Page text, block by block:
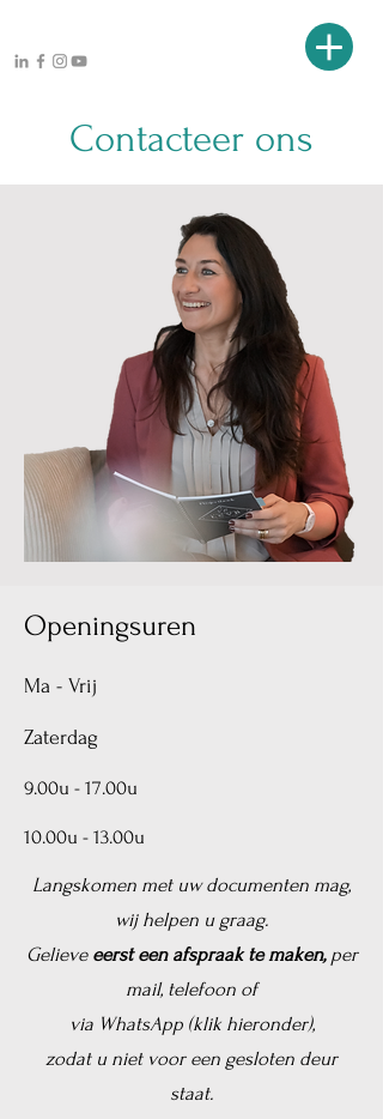
Contacteer ons
Openingsuren
Ma - Vrij
Zaterdag
9.00u - 17.00u
10.00u - 13.00u
Langskomen met uw documenten mag,
wij helpen u graag.
Gelieve eerst een afspraak te maken, per
mail, telefoon of
via WhatsApp (klik hieronder),
zodat u niet voor een gesloten deur
staat.